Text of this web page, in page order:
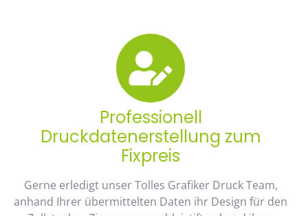
Professionell
Druckdatenerstellung zum
Fixpreis
Gerne erledigt unser Tolles Grafiker Druck Team,
anhand Ihrer übermittelten Daten ihr Design für den